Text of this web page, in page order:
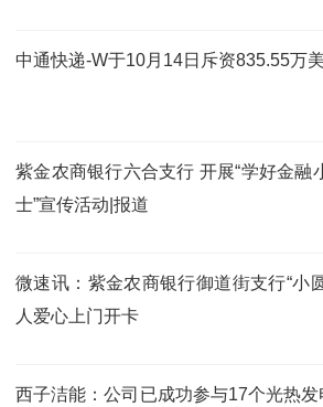
中通快递-W于10月14日斥资835.55万
紫金农商银行六合支行 开展“学好金融
士”宣传活动|报道
微速讯：紫金农商银行御道街支行“小
人爱心上门开卡
西子洁能：公司已成功参与17个光热